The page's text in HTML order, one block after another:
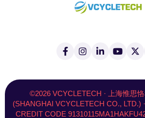
f
a
b
o
o
k
I
n
a
g
r
a
i
e
d
I
n
Y
o
u
b
e
X
(
i
t
t
e
©2026 VCYCLETECH · 上海惟思
(SHANGHAI VCYCLETECH CO., LTD.)
CREDIT CODE